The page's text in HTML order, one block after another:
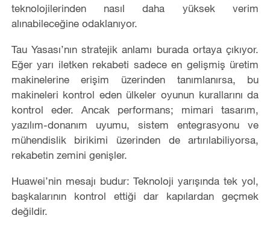
teknolojilerinden nasıl daha yüksek verim
alınabileceğine odaklanıyor.
Tau Yasası’nın stratejik anlamı burada ortaya çıkıyor.
Eğer yarı iletken rekabeti sadece en gelişmiş üretim
makinelerine erişim üzerinden tanımlanırsa, bu
makineleri kontrol eden ülkeler oyunun kurallarını da
kontrol eder. Ancak performans; mimari tasarım,
yazılım-donanım uyumu, sistem entegrasyonu ve
mühendislik birikimi üzerinden de artırılabiliyorsa,
rekabetin zemini genişler.
Huawei’nin mesajı budur: Teknoloji yarışında tek yol,
başkalarının kontrol ettiği dar kapılardan geçmek
değildir.